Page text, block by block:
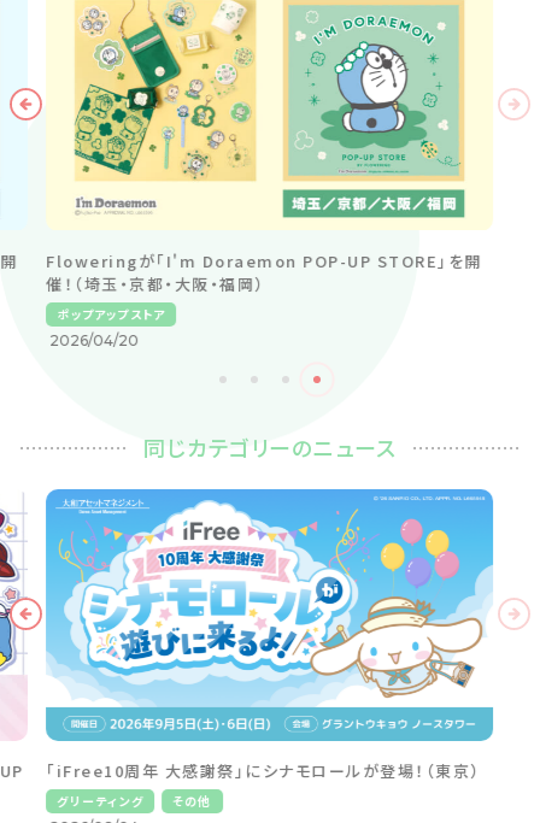
Floweringが「I'm Doraemon POP-UP STORE」を全
国7か所で開催！
ポップアップストア
2026/08/04
同じカテゴリーのニュース
東京駅一番街に「はぴだんぶい 誰推し？ Pop-Up Store」
がオープン！（東京）